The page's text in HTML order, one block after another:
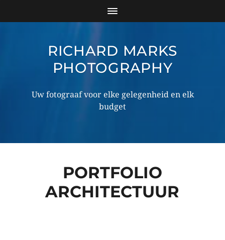
RICHARD MARKS
PHOTOGRAPHY
Uw fotograaf voor elke gelegenheid en elk
budget
PORTFOLIO
ARCHITECTUUR